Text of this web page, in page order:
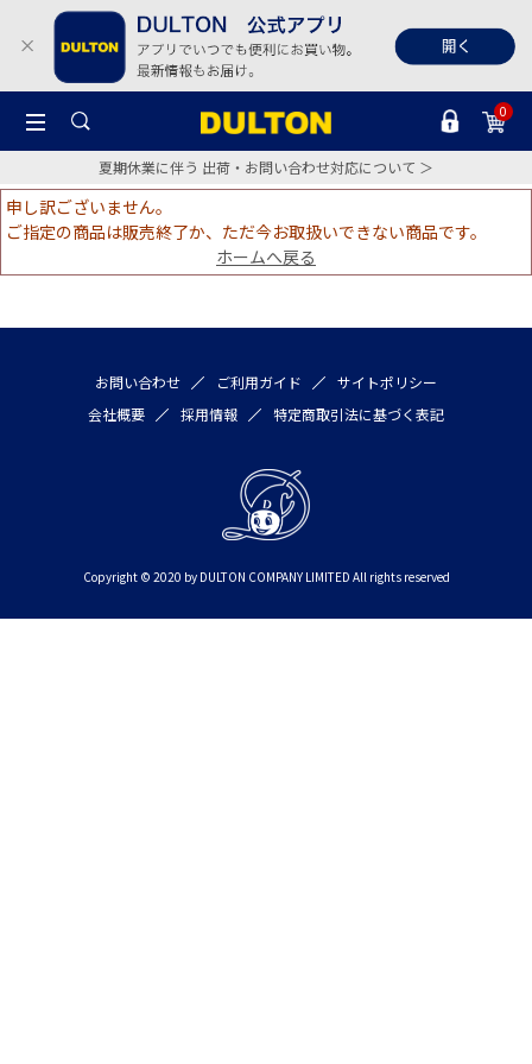
0
夏期休業に伴う 出荷・お問い合わせ対応について ＞
申し訳ございません。
ご指定の商品は販売終了か、ただ今お取扱いできない商品です。
ホームへ戻る
お問い合わせ ご利用ガイド
サイトポリシー
会社概要
採用情報 特定商取引法に基づく表記
Copyright © 2020 by DULTON COMPANY LIMITED All rights reserved